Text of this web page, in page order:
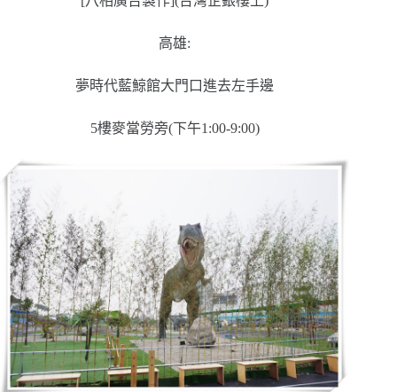
高雄:
夢時代藍鯨館大門口進去左手邊
5樓麥當勞旁(下午1:00-9:00)